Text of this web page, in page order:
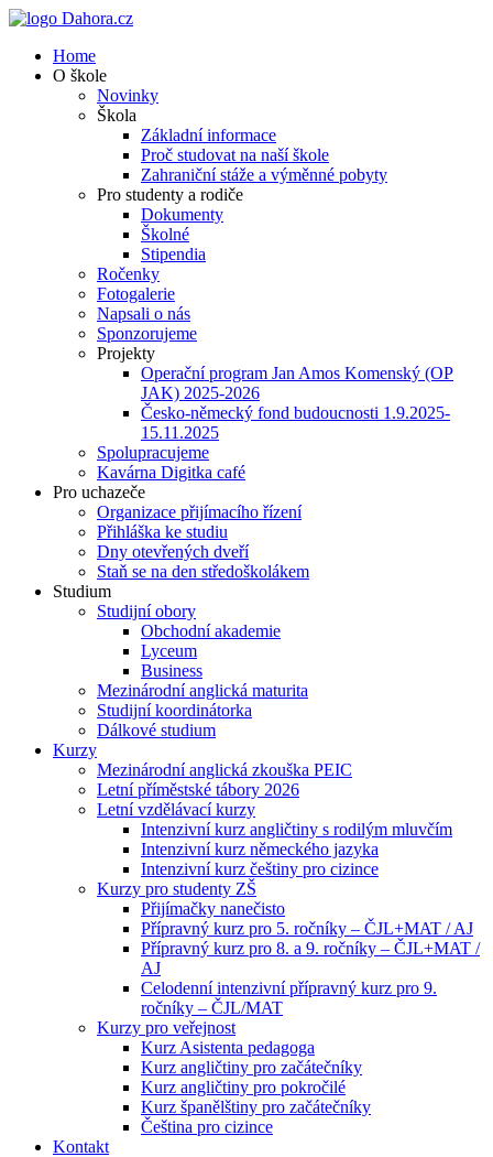
Home
O škole
Novinky
Škola
Základní informace
Proč studovat na naší škole
Zahraniční stáže a výměnné pobyty
Pro studenty a rodiče
Dokumenty
Školné
Stipendia
Ročenky
Fotogalerie
Napsali o nás
Sponzorujeme
Projekty
Operační program Jan Amos Komenský (OP
JAK) 2025-2026
Česko-německý fond budoucnosti 1.9.2025-
15.11.2025
Spolupracujeme
Kavárna Digitka café
Pro uchazeče
Organizace přijímacího řízení
Přihláška ke studiu
Dny otevřených dveří
Staň se na den středoškolákem
Studium
Studijní obory
Obchodní akademie
Lyceum
Business
Mezinárodní anglická maturita
Studijní koordinátorka
Dálkové studium
Kurzy
Mezinárodní anglická zkouška PEIC
Letní příměstské tábory 2026
Letní vzdělávací kurzy
Intenzivní kurz angličtiny s rodilým mluvčím
Intenzivní kurz německého jazyka
Intenzivní kurz češtiny pro cizince
Kurzy pro studenty ZŠ
Přijímačky nanečisto
Přípravný kurz pro 5. ročníky – ČJL+MAT / AJ
Přípravný kurz pro 8. a 9. ročníky – ČJL+MAT /
AJ
Celodenní intenzivní přípravný kurz pro 9.
ročníky – ČJL/MAT
Kurzy pro veřejnost
Kurz Asistenta pedagoga
Kurz angličtiny pro začátečníky
Kurz angličtiny pro pokročilé
Kurz španělštiny pro začátečníky
Čeština pro cizince
Kontakt